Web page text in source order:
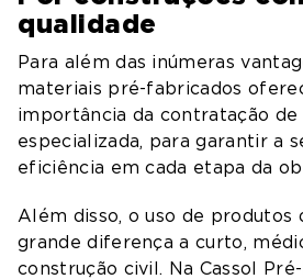
qualidade
Para além das inúmeras
materiais pré-fabricados
importância da contratação de
especializada, para garantir a
eficiência em cada etapa da
Além disso, o uso de produtos
grande diferença a curto,
construção civil. Na Cassol